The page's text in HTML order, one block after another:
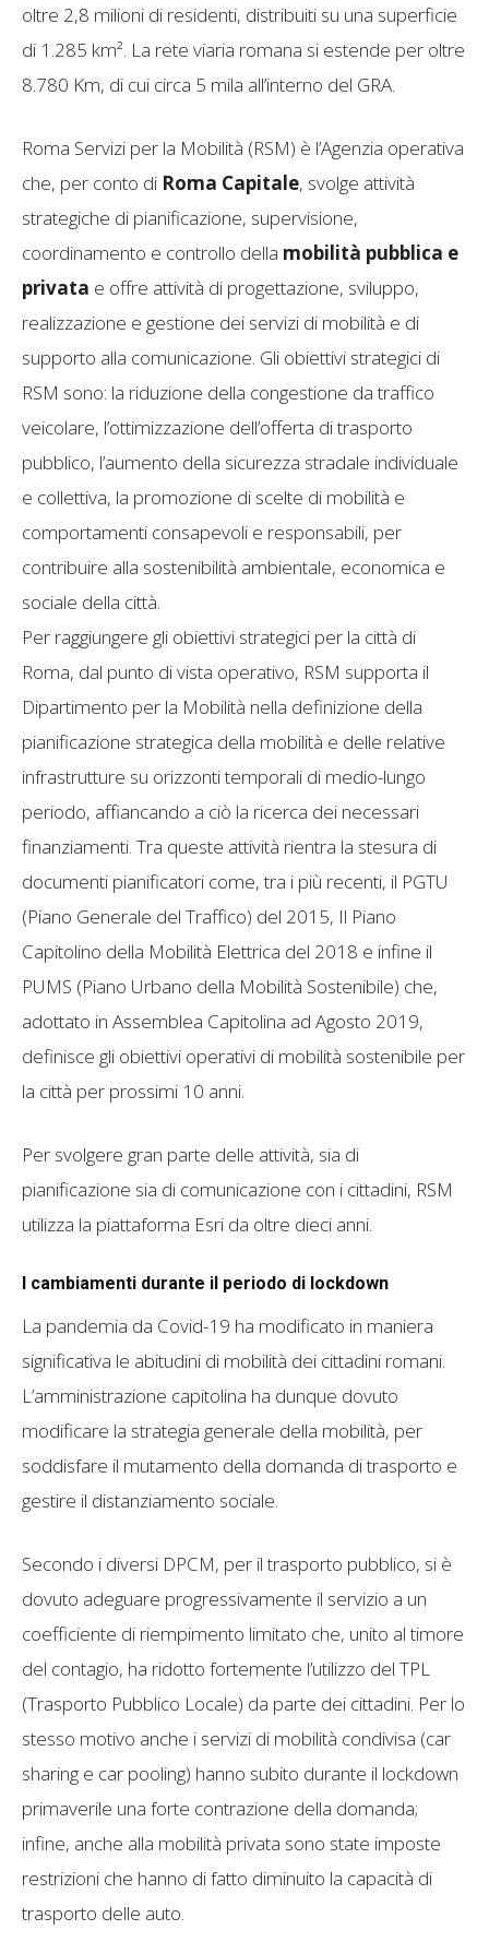
oltre 2,8 milioni di residenti, distribuiti su una superficie
di 1.285 km². La rete viaria romana si estende per oltre
8.780 Km, di cui circa 5 mila all’interno del GRA.
Roma Servizi per la Mobilità (RSM) è l’Agenzia operativa
che, per conto di Roma Capitale, svolge attività
strategiche di pianificazione, supervisione,
coordinamento e controllo della mobilità pubblica e
privata e offre attività di progettazione, sviluppo,
realizzazione e gestione dei servizi di mobilità e di
supporto alla comunicazione. Gli obiettivi strategici di
RSM sono: la riduzione della congestione da traffico
veicolare, l’ottimizzazione dell’offerta di trasporto
pubblico, l’aumento della sicurezza stradale individuale
e collettiva, la promozione di scelte di mobilità e
comportamenti consapevoli e responsabili, per
contribuire alla sostenibilità ambientale, economica e
sociale della città.
Per raggiungere gli obiettivi strategici per la città di
Roma, dal punto di vista operativo, RSM supporta il
Dipartimento per la Mobilità nella definizione della
pianificazione strategica della mobilità e delle relative
infrastrutture su orizzonti temporali di medio-lungo
periodo, affiancando a ciò la ricerca dei necessari
finanziamenti. Tra queste attività rientra la stesura di
documenti pianificatori come, tra i più recenti, il PGTU
(Piano Generale del Traffico) del 2015, Il Piano
Capitolino della Mobilità Elettrica del 2018 e infine il
PUMS (Piano Urbano della Mobilità Sostenibile) che,
adottato in Assemblea Capitolina ad Agosto 2019,
definisce gli obiettivi operativi di mobilità sostenibile per
la città per prossimi 10 anni.
Per svolgere gran parte delle attività, sia di
pianificazione sia di comunicazione con i cittadini, RSM
utilizza la piattaforma Esri da oltre dieci anni.
I cambiamenti durante il periodo di lockdown
La pandemia da Covid-19 ha modificato in maniera
significativa le abitudini di mobilità dei cittadini romani.
L’amministrazione capitolina ha dunque dovuto
modificare la strategia generale della mobilità, per
soddisfare il mutamento della domanda di trasporto e
gestire il distanziamento sociale.
Secondo i diversi DPCM, per il trasporto pubblico, si è
dovuto adeguare progressivamente il servizio a un
coefficiente di riempimento limitato che, unito al timore
del contagio, ha ridotto fortemente l’utilizzo del TPL
(Trasporto Pubblico Locale) da parte dei cittadini. Per lo
stesso motivo anche i servizi di mobilità condivisa (car
sharing e car pooling) hanno subito durante il lockdown
primaverile una forte contrazione della domanda;
infine, anche alla mobilità privata sono state imposte
restrizioni che hanno di fatto diminuito la capacità di
trasporto delle auto.